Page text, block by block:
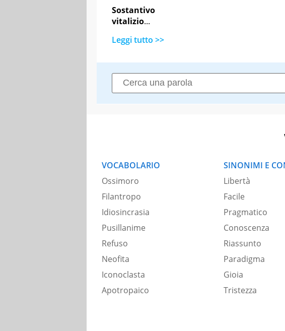
Sostantivo
vitalizio...
Leggi tutto >>
VOCABOLARIO
Ossimoro
Filantropo
Idiosincrasia
Pusillanime
Refuso
Neofita
Iconoclasta
Apotropaico
SINONIMI E
Libertà
Facile
Pragmatico
Conoscenza
Riassunto
Paradigma
Gioia
Tristezza